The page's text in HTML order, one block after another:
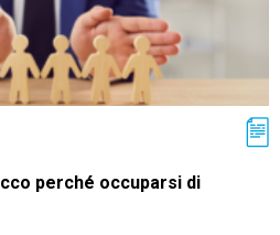
perché occuparsi di